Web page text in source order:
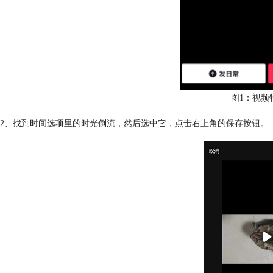
图1：视频
2、找到时间选项里的时光倒流，然后选中它，点击右上角的保存按钮。